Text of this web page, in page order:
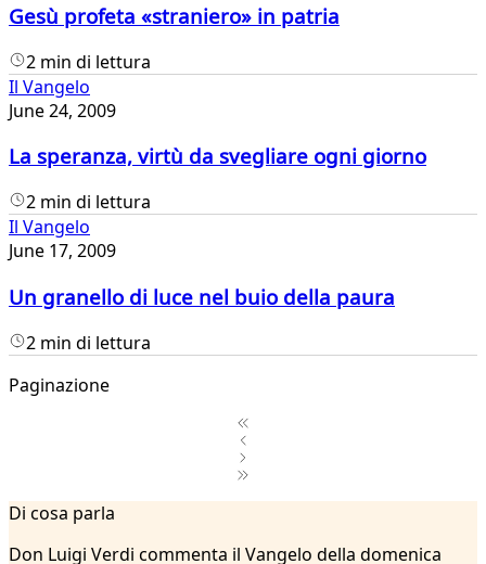
Gesù profeta «straniero» in patria
2 min di lettura
Il Vangelo
June 24, 2009
La speranza, virtù da svegliare ogni giorno
2 min di lettura
Il Vangelo
June 17, 2009
Un granello di luce nel buio della paura
2 min di lettura
Paginazione
2
...
Di cosa parla
Don Luigi Verdi commenta il Vangelo della domenica